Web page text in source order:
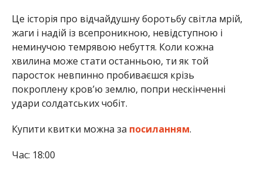
Це історія про відчайдушну боротьбу світла мрій,
жаги і надій із всепроникною, невідступною і
неминучою темрявою небуття. Коли кожна
хвилина може стати останньою, ти як той
паросток невпинно пробиваєшся крізь
покроплену кров’ю землю, попри нескінченні
удари солдатських чобіт.
Купити квитки можна за посиланням.
Час: 18:00